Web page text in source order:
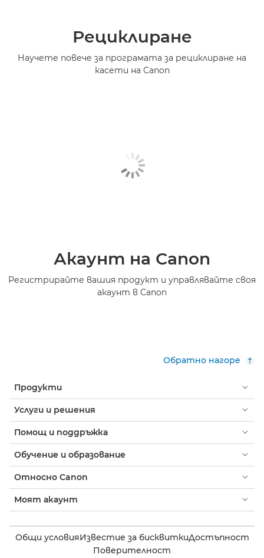
Рециклиране
Научете повече за програмата за рециклиране на
касети на Canon
Акаунт на Canon
Регистрирайте вашия продукт и управлявайте своя
акаунт в Canon
Обратно нагоре
Продукти
Услуги и решения
Помощ и поддръжка
Обучение и образование
Относно Canon
Моят акаунт
Общи условияИзвестие за бисквиткиДостъпност
Поверителност